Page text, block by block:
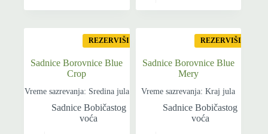
REZERVIŠI
Sadnice Borovnice Blue
Crop
Vreme sazrevanja: Sredina jula
Sadnice Bobičastog
voća
REZERVIŠI
Sadnice Borovnice Blue
Mery
Vreme sazrevanja: Kraj jula
Sadnice Bobičastog
voća